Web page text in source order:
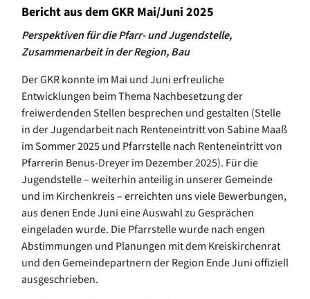
Bericht aus dem GKR Mai/Juni 2025
Perspektiven für die Pfarr- und Jugendstelle,
Zusammenarbeit in der Region, Bau
Der GKR konnte im Mai und Juni erfreuliche
Entwicklungen beim Thema Nachbesetzung der
freiwerdenden Stellen besprechen und gestalten (Stelle
in der Jugendarbeit nach Renteneintritt von Sabine Maaß
im Sommer 2025 und Pfarrstelle nach Renteneintritt von
Pfarrerin Benus-Dreyer im Dezember 2025). Für die
Jugendstelle – weiterhin anteilig in unserer Gemeinde
und im Kirchenkreis – erreichten uns viele Bewerbungen,
aus denen Ende Juni eine Auswahl zu Gesprächen
eingeladen wurde. Die Pfarrstelle wurde nach engen
Abstimmungen und Planungen mit dem Kreiskirchenrat
und den Gemeindepartnern der Region Ende Juni offiziell
ausgeschrieben.